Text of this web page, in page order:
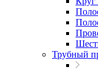
Трубный